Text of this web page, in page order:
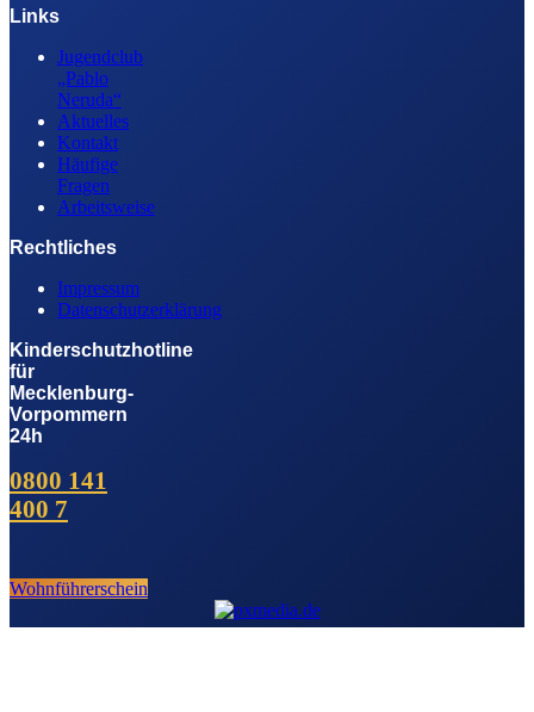
Links
Jugendclub
„Pablo
Neruda“
Aktuelles
Kontakt
Häufige
Fragen
Arbeitsweise
Rechtliches
Impressum
Datenschutzerklärung
Kinderschutzhotline
für
Mecklenburg-
Vorpommern
24h
0800 141
400 7
Wohnführerschein